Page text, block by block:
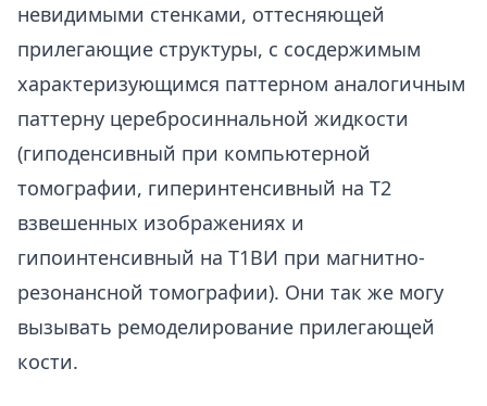
невидимыми стенками, оттесняющей
прилегающие структуры, с сосдержимым
характеризующимся паттерном аналогичным
паттерну церебросиннальной жидкости
(гиподенсивный при компьютерной
томографии, гиперинтенсивный на Т2
взвешенных изображениях и
гипоинтенсивный на Т1ВИ при магнитно-
резонансной томографии). Они так же могу
вызывать ремоделирование прилегающей
кости.